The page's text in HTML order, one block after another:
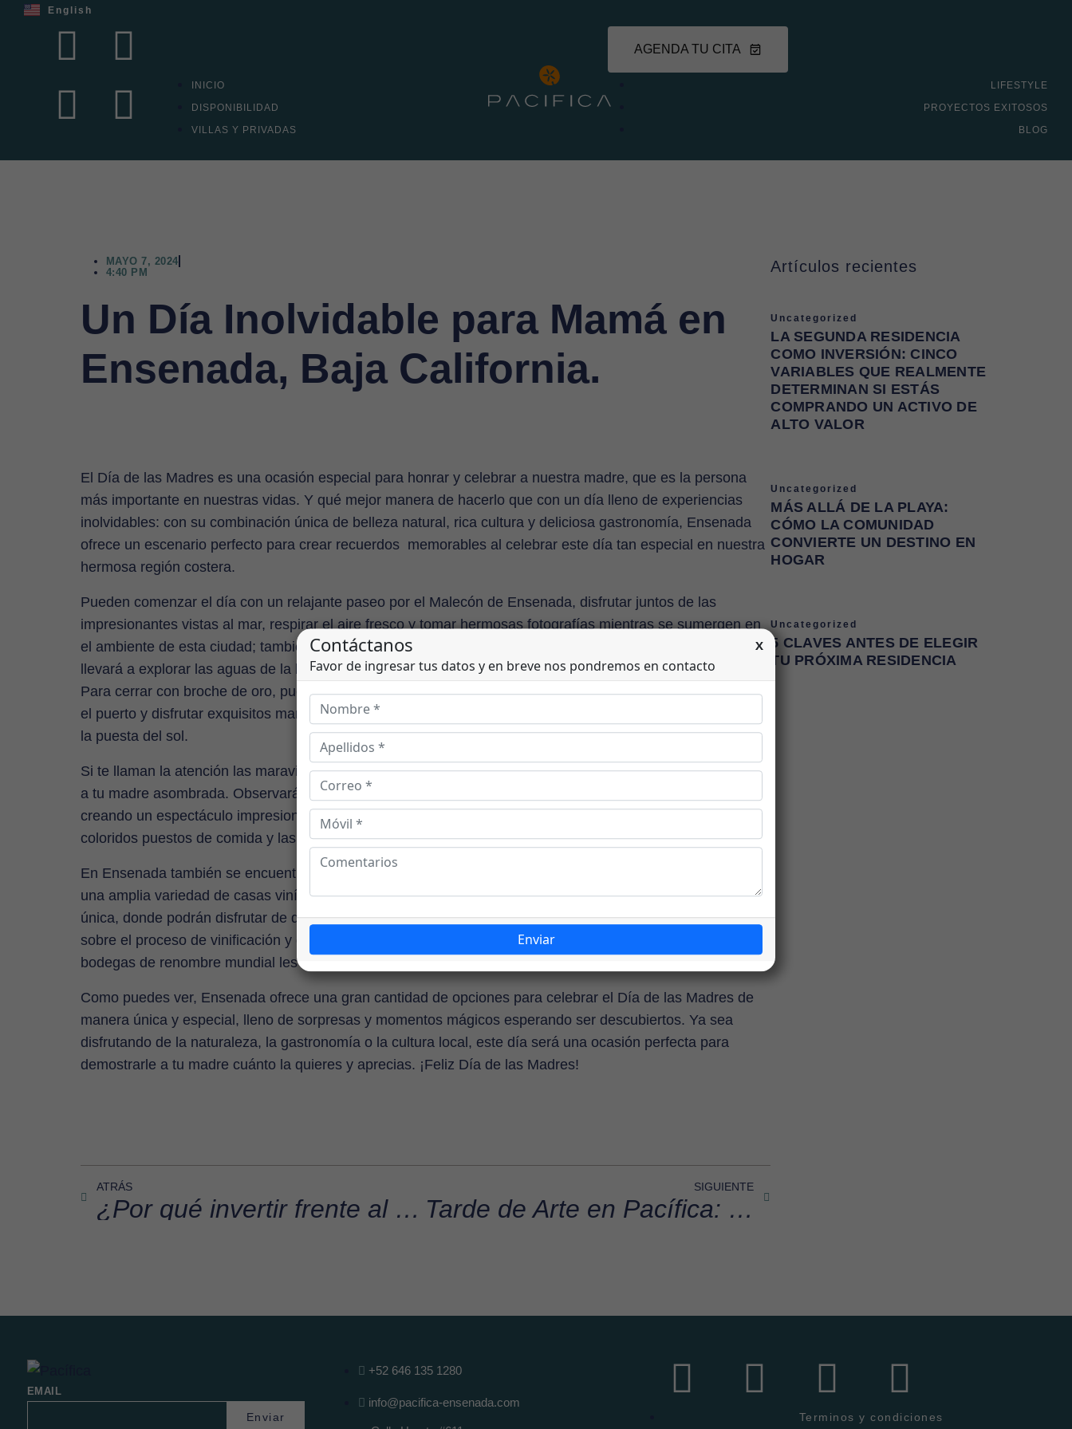
English
INICIO
DISPONIBILIDAD
VILLAS Y PRIVADAS
LIFESTYLE
PROYECTOS EXITOSOS
BLOG
AGENDA TU CITA
MAYO 7, 2024
4:40 PM
Un Día Inolvidable para Mamá en
Ensenada, Baja California.
El Día de las Madres es una ocasión especial para honrar y celebrar a nuestra madre, que es la persona
más importante en nuestras vidas. Y qué mejor manera de hacerlo que con un día lleno de experiencias
inolvidables: con su combinación única de belleza natural, rica cultura y deliciosa gastronomía, Ensenada
ofrece un escenario perfecto para crear recuerdos memorables al celebrar este día tan especial en nuestra
hermosa región costera.
Pueden comenzar el día con un relajante paseo por el Malecón de Ensenada, disfrutar juntos de las
impresionantes vistas al mar, respirar el aire fresco y tomar hermosas fotografías mientras se sumergen en
el ambiente de esta ciudad; también pueden tener una experiencia única a bordo de un barco que los
llevará a explorar las aguas de la bahía para disfrutar de las vistas panorámicas y observar la vida marina.
Para cerrar con broche de oro, puedes reservar una mesa en alguno de los restaurantes con vista al mar en
el puerto y disfrutar exquisitos mariscos frescos con una copa de vino o cerveza artesanal mientras aprecian
la puesta del sol.
Si te llaman la atención las maravillas naturales, pueden visitar la Bufadora, un fenómeno único que dejará
a tu madre asombrada. Observarán cómo el agua del mar es lanzada a través de una caverna en la costa,
creando un espectáculo impresionante, además, pueden aprovechar la oportunidad para explorar los
coloridos puestos de comida y las tiendas de souvenirs cercanas.
En Ensenada también se encuentra el Valle de Guadalupe, reconocido por ofrecer tours y recorridos por
una amplia variedad de casas vinícolas con maravillosas vistas. Sorprende a tu madre con una experiencia
única, donde podrán disfrutar de degustaciones de vino en las mejores bodegas de la región, aprender
sobre el proceso de vinificación y deleitarse con la deliciosa gastronomía local. Aquí, los viñedos y las
bodegas de renombre mundial les esperan para un festín de sabores y aromas.
Como puedes ver, Ensenada ofrece una gran cantidad de opciones para celebrar el Día de las Madres de
manera única y especial, lleno de sorpresas y momentos mágicos esperando ser descubiertos. Ya sea
disfrutando de la naturaleza, la gastronomía o la cultura local, este día será una ocasión perfecta para
demostrarle a tu madre cuánto la quieres y aprecias. ¡Feliz Día de las Madres!
ATRÁS
¿Por qué invertir frente al mar?
SIGUIENTE
Tarde de Arte en Pacífica: Una fusión de cultura y solidaridad
Artículos recientes
Uncategorized
LA SEGUNDA RESIDENCIA
COMO INVERSIÓN: CINCO
VARIABLES QUE REALMENTE
DETERMINAN SI ESTÁS
COMPRANDO UN ACTIVO DE
ALTO VALOR
Uncategorized
MÁS ALLÁ DE LA PLAYA:
CÓMO LA COMUNIDAD
CONVIERTE UN DESTINO EN
HOGAR
Uncategorized
5 CLAVES ANTES DE ELEGIR
TU PRÓXIMA RESIDENCIA
EMAIL
Enviar
+52 646 135 1280
info@pacifica-ensenada.com
Terminos y condiciones